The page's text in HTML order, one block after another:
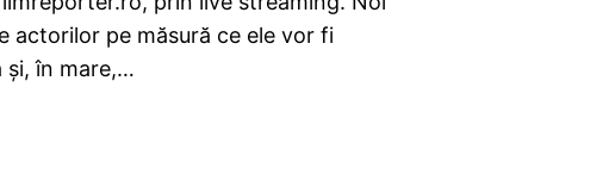
actorilor pe măsură ce ele vor fi
şi, în mare,…